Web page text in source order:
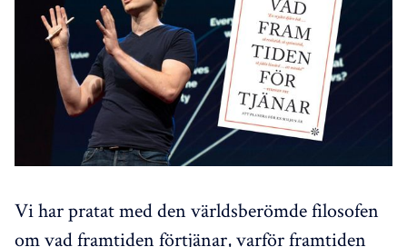
Vi har pratat med den världsberömde filosofen
om vad framtiden förtjänar, varför framtiden